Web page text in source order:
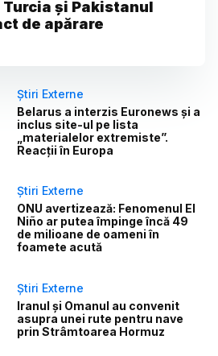
și Pakistanul
de apărare
Știri Externe
Belarus a interzis Euronews și a
inclus site-ul pe lista
„materialelor extremiste”.
Reacții în Europa
Știri Externe
ONU avertizează: Fenomenul El
Niño ar putea împinge încă 49
de milioane de oameni în
foamete acută
Știri Externe
Iranul și Omanul au convenit
asupra unei rute pentru nave
prin Strâmtoarea Hormuz